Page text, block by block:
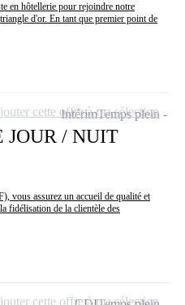
en hôtellerie pour rejoindre notre
d'or. En tant que premier point de
JOUR / NUIT
vous assurez un accueil de qualité et
fidélisation de la clientèle des
IntérimTemps plein
cette offre à ma sélection
cette offre à ma sélection